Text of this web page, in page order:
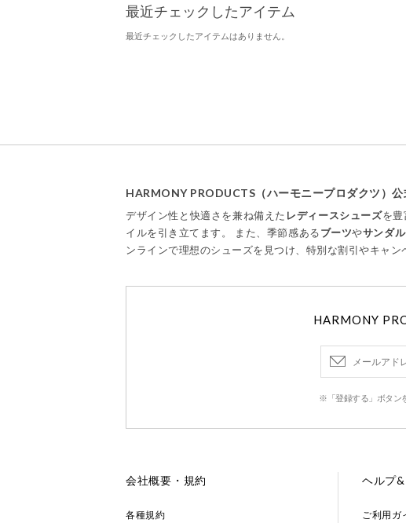
最近チェックしたアイテム
最近チェックしたアイテムはありません。
HARMONY PRODUCTS（ハーモニープロダクツ）
デザイン性と快適さを兼ね備えた レディースシューズを豊
イルを引き立てます。 また、季節感あるブーツやサンダル
ンラインで理想のシューズを見つけ、特別な割引やキャ
HARMONY
※「登録する」ボタン
会社概要・規約
各種規約
ヘルプ
ご利用ガ